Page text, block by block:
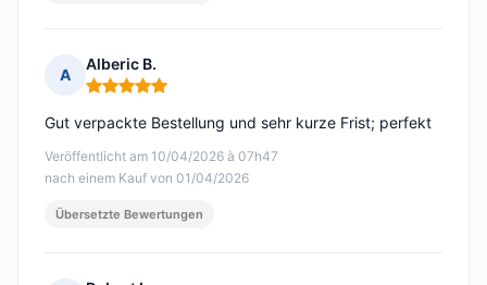
A
Alberic B.
Hinweis: 5 von 5
Veröffentlicht am 10/04/2026 à 07h47
nach einem Kauf von 01/04/2026
Gut verpackte Bestellung und sehr kurze Frist; perfekt
Übersetzte Bewertungen